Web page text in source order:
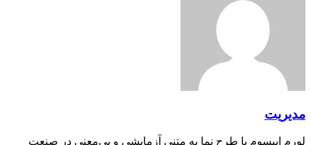
مدیریت
لورم ایپسوم یا طرح‌ نما به متنی آزمایشی و بی‌معنی در صنعت